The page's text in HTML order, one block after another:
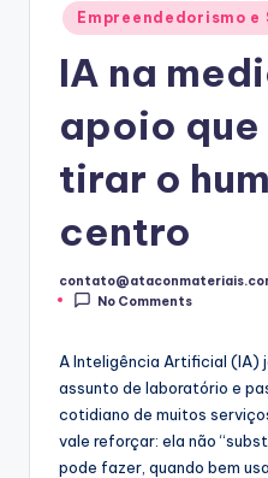
Posted
in
Empreendedorismo
IA na
apoio que
tirar o
centro
Posted
by
No Comments
A Inteligência Artificial (IA)
assunto de laboratório e
cotidiano de muitos
vale reforçar: ela não
pode fazer, quando bem